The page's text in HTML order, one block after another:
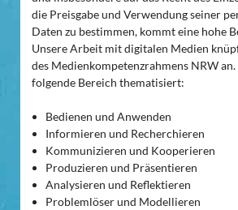
die Preisgabe und Verwendung seiner
Daten zu bestimmen, kommt eine hohe
Unsere Arbeit mit digitalen Medien
des Medienkompetenzrahmens NRW
folgende Bereich thematisiert:
Bedienen und Anwenden
Informieren und Recherchieren
Kommunizieren und Kooperieren
Produzieren und Präsentieren
Analysieren und Reflektieren
Problemlöser und Modellieren